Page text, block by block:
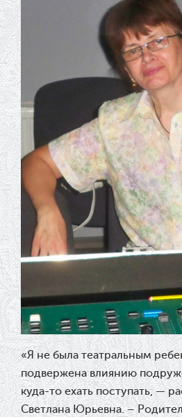
«Я не была театральным
подвержена влиянию
куда-то ехать поступать, —
Светлана Юрьевна. –